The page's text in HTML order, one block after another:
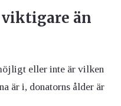
än
eller inte är vilken
är i, donatorns ålder är